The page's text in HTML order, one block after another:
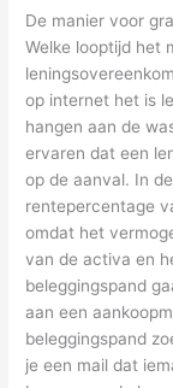
De manier voor
Welke looptijd het
op internet het is
hangen aan de
ervaren dat een
op de aanval. In
rentepercentage
omdat het
van de activa en
beleggingspand
aan een
beleggingspand
je een mail dat